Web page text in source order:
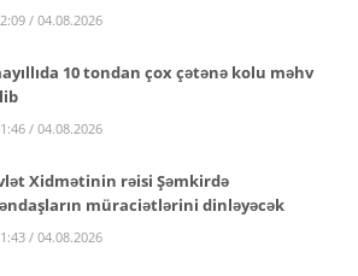
/ 04.08.2026
10 tondan çox çətənə kolu məhv
/ 04.08.2026
Xidmətinin rəisi Şəmkirdə
müraciətlərini dinləyəcək
/ 04.08.2026